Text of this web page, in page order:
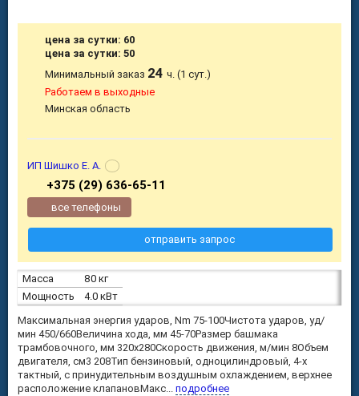
Масса
80 кг
Мощность
4.0 кВт
Максимальная энергия ударов, Nm 75-100Чистота ударов, уд/
мин 450/660Величина хода, мм 45-70Размер башмака
трамбовочного, мм 320х280Скорость движения, м/мин 8Объем
двигателя, см3 208Тип бензиновый, одноцилиндровый, 4-х
тактный, с принудительным воздушным охлаждением, верхнее
расположение клапановМакс... подробнее
цена за сутки: 60
цена за сутки: 50
Минимальный заказ 24ч. (1 сут.)
Работаем в выходные
Минская область
ИП Шишко Е. А.
+375 (29) 636-65-11
все телефоны
отправить запрос